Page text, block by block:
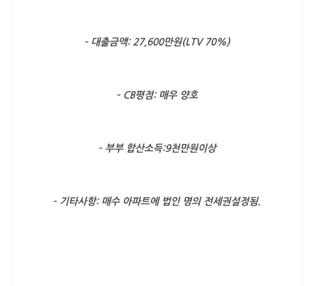
– 대출금액: 27,600만원(LTV 70%)
– CB평점: 매우 양호
– 부부 합산소득:9천만원이상
– 기타사항: 매수 아파트에 법인 명의 전세권설정됨.